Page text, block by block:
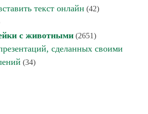
текст онлайн (42)
с животными (2651)
сделанных своими
(34)